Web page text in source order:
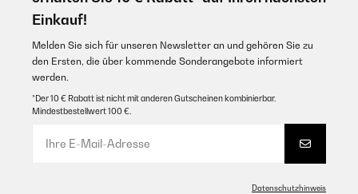
Einkauf!
Melden Sie sich für unseren Newsletter an und gehören Sie zu
den Ersten, die über kommende Sonderangebote informiert
werden.
*Der 10 € Rabatt ist nicht mit anderen Gutscheinen kombinierbar.
Mindestbestellwert 100 €.
Datenschutzhinweis